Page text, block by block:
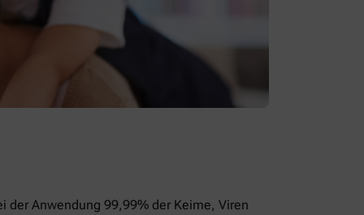
der Anwendung 99,99% der Keime, Viren